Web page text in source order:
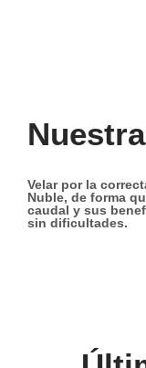
Velar por la
Nuble, de forma
caudal y sus
sin dificultades.